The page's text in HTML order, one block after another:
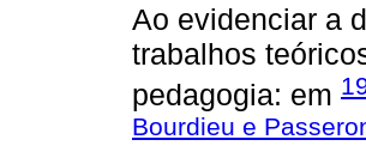
Ao evidenciar a
trabalhos
pedagogia: em
Bourdieu e